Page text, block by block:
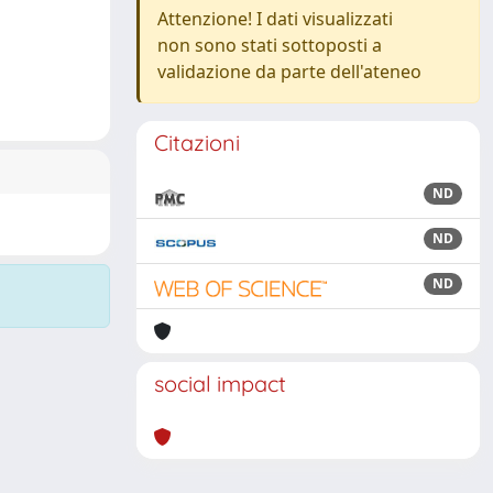
Attenzione! I dati visualizzati
non sono stati sottoposti a
validazione da parte dell'ateneo
Citazioni
ND
ND
ND
social impact